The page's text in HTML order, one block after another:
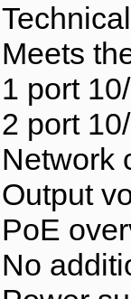
Meets
1 port
2 port
Network
Output
PoE
No